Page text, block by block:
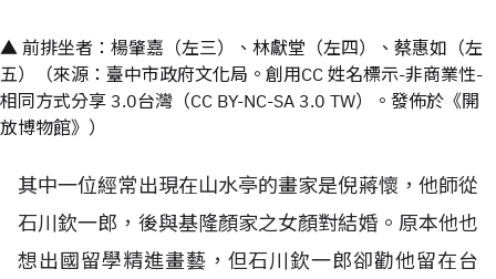
▲ 前排坐者：楊肇嘉（左三）、林獻堂（左四）、蔡惠如（左
五）（來源：臺中市政府文化局。創用CC 姓名標示-非商業性-
相同方式分享 3.0台灣（CC BY-NC-SA 3.0 TW）。發佈於《開
放博物館》）
其中一位經常出現在山水亭的畫家是倪蔣懷，他師從
石川欽一郎，後與基隆顏家之女顏對結婚。原本他也
想出國留學精進畫藝，但石川欽一郎卻勸他留在台